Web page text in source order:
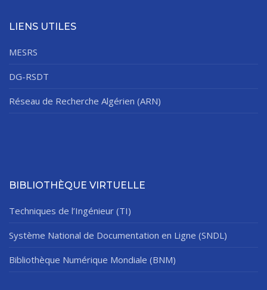
LIENS UTILES
MESRS
DG-RSDT
Réseau de Recherche Algérien (ARN)
BIBLIOTHÈQUE VIRTUELLE
Techniques de l’Ingénieur (TI)
Système National de Documentation en Ligne (SNDL)
Bibliothèque Numérique Mondiale (BNM)